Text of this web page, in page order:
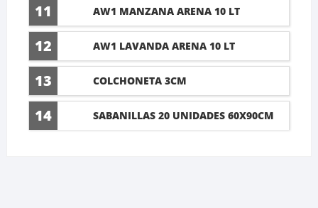
11 AW1 MANZANA ARENA 10 LT
12 AW1 LAVANDA ARENA 10 LT
13 COLCHONETA 3CM
14 SABANILLAS 20 UNIDADES 60X90CM